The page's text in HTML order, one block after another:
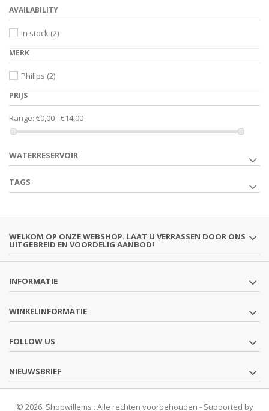
AVAILABILITY
In stock (2)
MERK
Philips (2)
PRIJS
Range: €0,00 - €14,00
WATERRESERVOIR
TAGS
WELKOM OP ONZE WEBSHOP. LAAT U VERRASSEN DOOR ONS
UITGEBREID EN VOORDELIG AANBOD!
INFORMATIE
WINKELINFORMATIE
FOLLOW US
NIEUWSBRIEF
© 2026 Shopwillems . Alle rechten voorbehouden - Supported by